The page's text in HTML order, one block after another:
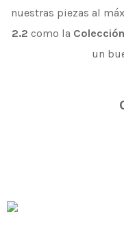
nuestras piezas al
2.2 como la
un